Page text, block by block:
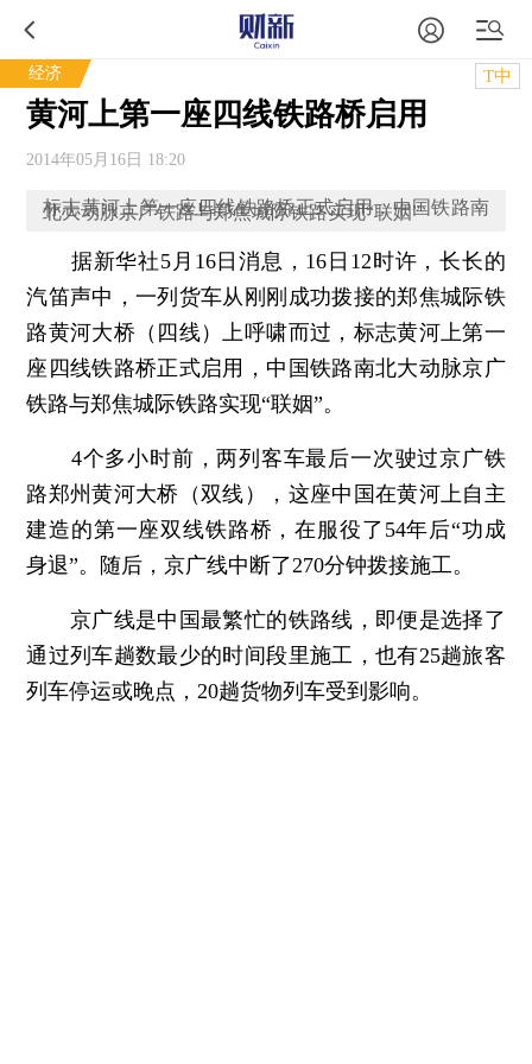
经济 T中
黄河上第一座四线铁路桥启用
2014年05月16日 18:20
标志黄河上第一座四线铁路桥正式启用，中国铁路南
北大动脉京广铁路与郑焦城际铁路实现“联姻”
据新华社5月16日消息，16日12时许，长长的
汽笛声中，一列货车从刚刚成功拨接的郑焦城际铁
路黄河大桥（四线）上呼啸而过，标志黄河上第一
座四线铁路桥正式启用，中国铁路南北大动脉京广
铁路与郑焦城际铁路实现“联姻”。
4个多小时前，两列客车最后一次驶过京广铁
路郑州黄河大桥（双线），这座中国在黄河上自主
建造的第一座双线铁路桥，在服役了54年后“功成
身退”。随后，京广线中断了270分钟拨接施工。
京广线是中国最繁忙的铁路线，即便是选择了
通过列车趟数最少的时间段里施工，也有25趟旅客
列车停运或晚点，20趟货物列车受到影响。